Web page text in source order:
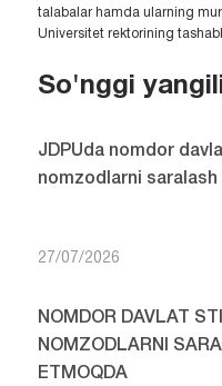
talabalar hamda ularning
Universitet rektorining
So'nggi
JDPUda nomdor
nomzodlarni
27/07/2026
NOMDOR DAVLAT
NOMZODLARNI
ETMOQDA